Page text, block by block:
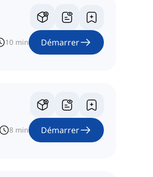
10 min Démarrer
8 min Démarrer